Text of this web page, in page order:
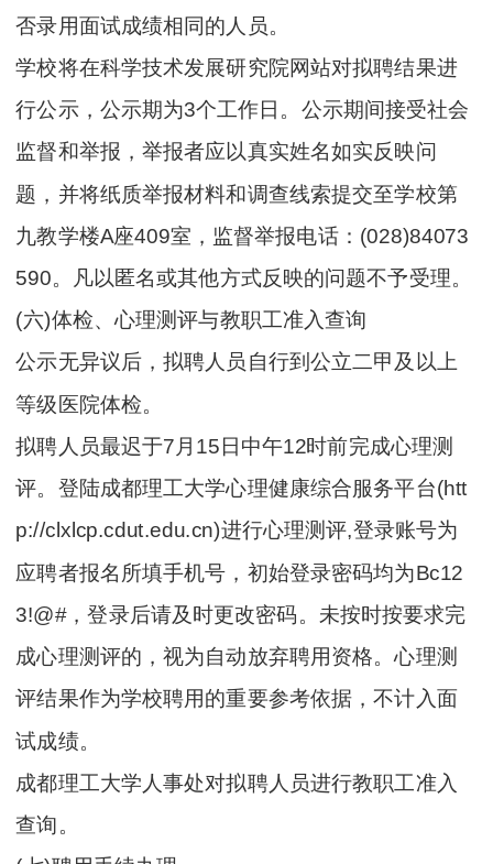
否录用面试成绩相同的人员。
学校将在科学技术发展研究院网站对拟聘结果进
行公示，公示期为3个工作日。公示期间接受社会
监督和举报，举报者应以真实姓名如实反映问
题，并将纸质举报材料和调查线索提交至学校第
九教学楼A座409室，监督举报电话：(028)84073
590。凡以匿名或其他方式反映的问题不予受理。
(六)体检、心理测评与教职工准入查询
公示无异议后，拟聘人员自行到公立二甲及以上
等级医院体检。
拟聘人员最迟于7月15日中午12时前完成心理测
评。登陆成都理工大学心理健康综合服务平台(htt
p://clxlcp.cdut.edu.cn)进行心理测评,登录账号为
应聘者报名所填手机号，初始登录密码均为Bc12
3!@#，登录后请及时更改密码。未按时按要求完
成心理测评的，视为自动放弃聘用资格。心理测
评结果作为学校聘用的重要参考依据，不计入面
试成绩。
成都理工大学人事处对拟聘人员进行教职工准入
查询。